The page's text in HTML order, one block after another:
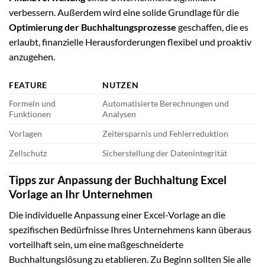
verbessern. Außerdem wird eine solide Grundlage für die
Optimierung der Buchhaltungsprozesse geschaffen, die es
erlaubt, finanzielle Herausforderungen flexibel und proaktiv
anzugehen.
FEATURE
NUTZEN
Formeln und
Funktionen
Automatisierte Berechnungen und
Analysen
Vorlagen
Zeitersparnis und Fehlerreduktion
Zellschutz
Sicherstellung der Datenintegrität
Tipps zur Anpassung der Buchhaltung Excel
Vorlage an Ihr Unternehmen
Die individuelle Anpassung einer Excel-Vorlage an die
spezifischen Bedürfnisse Ihres Unternehmens kann überaus
vorteilhaft sein, um eine maßgeschneiderte
Buchhaltungslösung zu etablieren. Zu Beginn sollten Sie alle